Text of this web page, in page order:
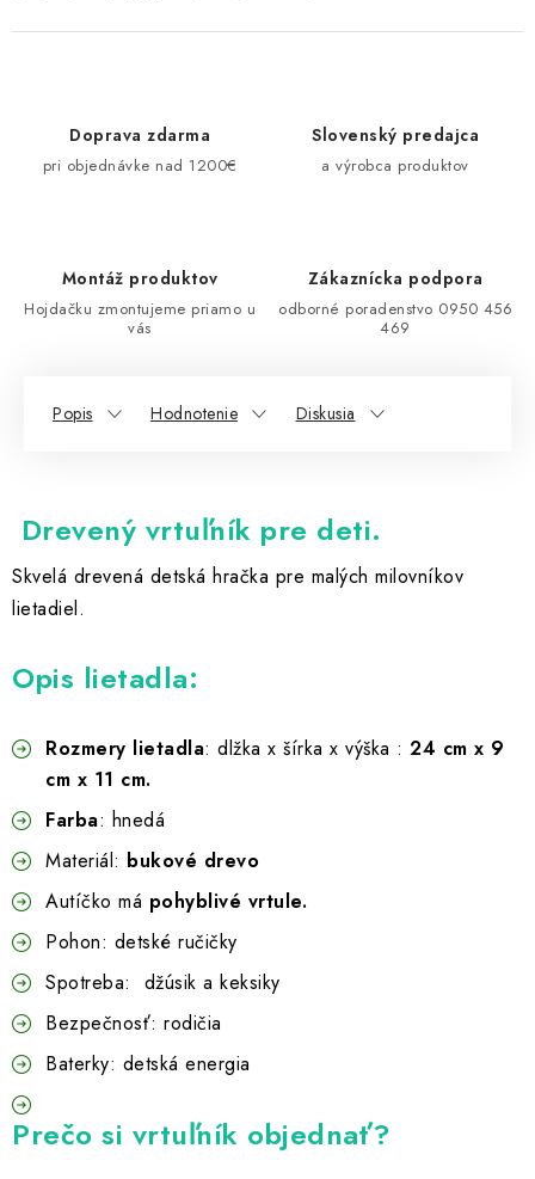
Doprava zdarma
pri objednávke nad 1200€
Slovenský predajca
a výrobca produktov
Montáž produktov
Hojdačku zmontujeme priamo u
vás
Zákaznícka podpora
odborné poradenstvo 0950 456
469
Popis Hodnotenie Diskusia
Drevený vrtuľník pre deti.
Skvelá drevená detská hračka pre malých milovníkov
lietadiel.
Opis lietadla:
Rozmery lietadla: dlžka x šírka x výška : 24 cm x 9
cm x 11 cm.
Farba: hnedá
Materiál: bukové drevo
Autíčko má pohyblivé vrtule.
Pohon: detské ručičky
Spotreba: džúsik a keksiky
Bezpečnosť: rodičia
Baterky: detská energia
Prečo si vrtuľník objednať?